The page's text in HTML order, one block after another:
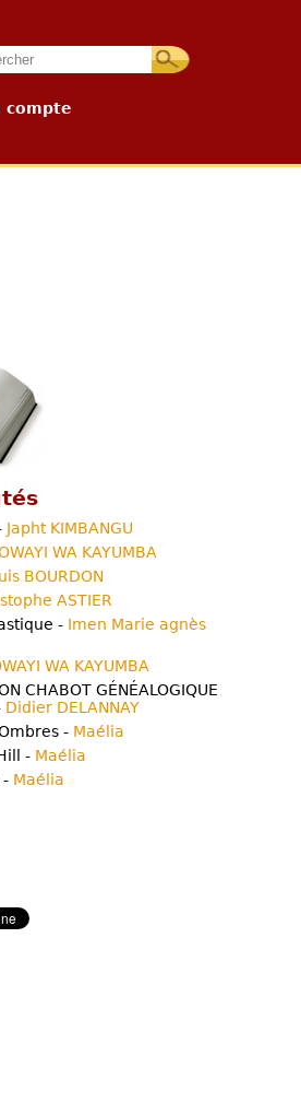
compte
Japht KIMBANGU
WA KAYUMBA
BOURDON
ASTIER
- Imen Marie agnès
WA KAYUMBA
CHABOT GÉNÉALOGIQUE
Didier DELANNAY
- Maélia
- Maélia
- Maélia